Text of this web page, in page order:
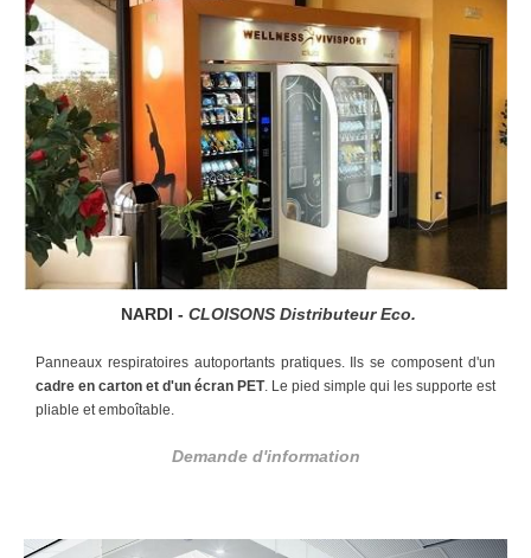
NARDI - CLOISONS Distributeur Eco.
Panneaux respiratoires autoportants pratiques. Ils se composent d'un
cadre en carton et d'un écran PET. Le pied simple qui les supporte est
pliable et emboîtable.
Demande d'information